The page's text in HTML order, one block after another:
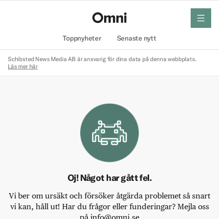
Toppnyheter Senaste nytt
meny
Schibsted News Media AB är ansvarig för dina data på denna webbplats.
Läs mer här
Oj! Något har gått fel.
Vi ber om ursäkt och försöker åtgärda problemet så snart
vi kan, håll ut! Har du frågor eller funderingar? Mejla oss